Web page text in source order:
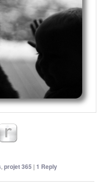
,projet 365 | 1 Reply